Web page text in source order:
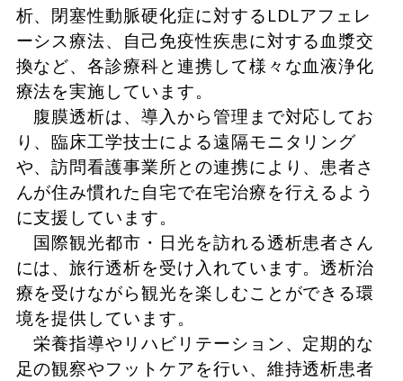
析、閉塞性動脈硬化症に対するLDLアフェレ
ーシス療法、自己免疫性疾患に対する血漿交
換など、各診療科と連携して様々な血液浄化
療法を実施しています。
腹膜透析は、導入から管理まで対応してお
り、臨床工学技士による遠隔モニタリング
や、訪問看護事業所との連携により、患者さ
んが住み慣れた自宅で在宅治療を行えるよう
に支援しています。
国際観光都市・日光を訪れる透析患者さん
には、旅行透析を受け入れています。透析治
療を受けながら観光を楽しむことができる環
境を提供しています。
栄養指導やリハビリテーション、定期的な
足の観察やフットケアを行い、維持透析患者